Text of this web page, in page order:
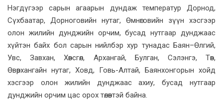
Нэгдүгээр сарын агаарын дундаж температур Дорнод,
Сүхбаатар, Дорноговийн нутаг, Өмнөговийн зүүн хэсгээр
олон жилийн дунджийн орчим, бусад нутгаар дунджаас
хүйтэн байх бол сарын нийлбэр хур тунадас Баян–Өлгий,
Увс, Завхан, Хөвсгөл, Архангай, Булган, Сэлэнгэ, Төв,
Өвөрхангайн нутаг, Ховд, Говь-Алтай, Баянхонгорын хойд
хэсгээр олон жилийн дунджаас ахиу, бусад нутгаар
дунджийн орчим цас орох төлөвтэй байна.